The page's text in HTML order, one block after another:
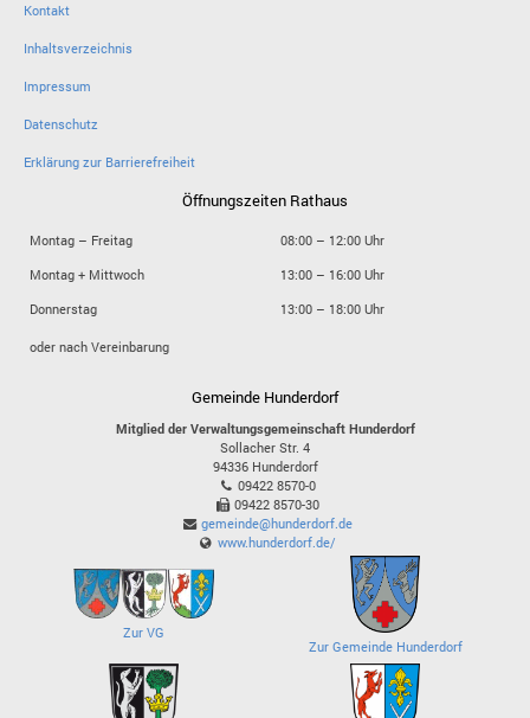
Kontakt
Inhaltsverzeichnis
Impressum
Datenschutz
Erklärung zur Barrierefreiheit
Öffnungszeiten Rathaus
Montag – Freitag
08:00 – 12:00 Uhr
Montag + Mittwoch
13:00 – 16:00 Uhr
Donnerstag
13:00 – 18:00 Uhr
oder nach Vereinbarung
Gemeinde Hunderdorf
Mitglied der Verwaltungsgemeinschaft Hunderdorf
Sollacher Str. 4
94336 Hunderdorf
09422 8570-0
09422 8570-30
gemeinde@hunderdorf.de
www.hunderdorf.de/
Zur VG
Zur Gemeinde Hunderdorf